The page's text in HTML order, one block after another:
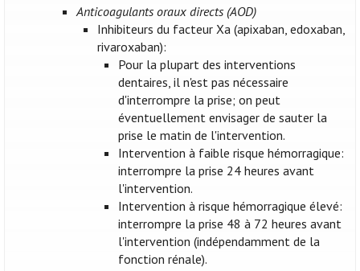
Anticoagulants oraux directs (AOD)
Inhibiteurs du facteur Xa (apixaban, edoxaban,
rivaroxaban):
Pour la plupart des interventions
dentaires, il n'est pas nécessaire
d'interrompre la prise; on peut
éventuellement envisager de sauter la
prise le matin de l'intervention.
Intervention à faible risque hémorragique:
interrompre la prise 24 heures avant
l'intervention.
Intervention à risque hémorragique élevé:
interrompre la prise 48 à 72 heures avant
l'intervention (indépendamment de la
fonction rénale).